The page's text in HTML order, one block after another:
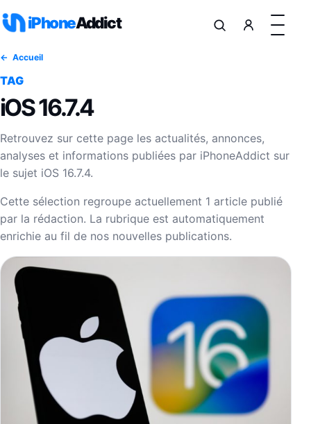
iPhoneAddict
Accueil
TAG
iOS 16.7.4
Retrouvez sur cette page les actualités, annonces,
analyses et informations publiées par iPhoneAddict sur
le sujet iOS 16.7.4.
Cette sélection regroupe actuellement 1 article publié
par la rédaction. La rubrique est automatiquement
enrichie au fil de nos nouvelles publications.